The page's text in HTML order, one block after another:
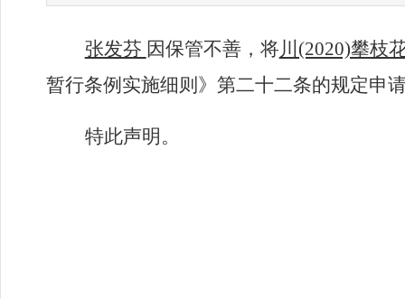
张发芬 因保管不善， 将川(2020)攀枝
暂行条例实施细则》第二十二条的规定申
特此声明。